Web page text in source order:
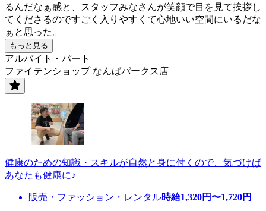
るんだなぁ感と、スタッフみなさんが笑顔で目を見て挨拶し
てくださるのですごく入りやすくて心地いい空間にいるだな
ぁと思った。
もっと見る
アルバイト・パート
ファイテンショップ なんばパークス店
健康のための知識・スキルが自然と身に付くので、気づけば
あなたも健康に♪
販売・ファッション・レンタル時給1,320円〜1,720円